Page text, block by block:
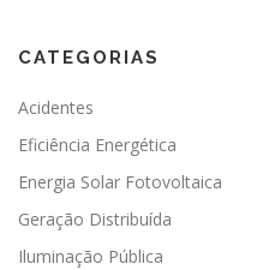
CATEGORIAS
Acidentes
Eficiência Energética
Energia Solar Fotovoltaica
Geração Distribuída
Iluminação Pública